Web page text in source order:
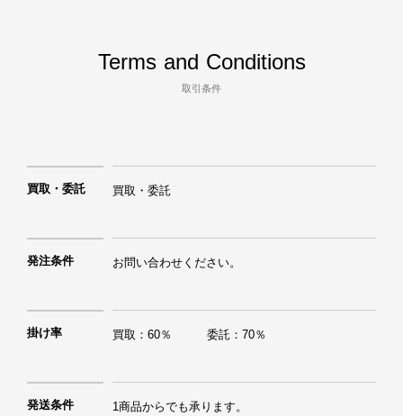
Terms and Conditions
取引条件
買取・委託 買取・委託
発注条件 お問い合わせください。
掛け率 買取：60％　　　委託：70％
発送条件 1商品からでも承ります。